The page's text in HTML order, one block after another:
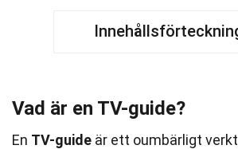
Vad är en TV-guide?
En TV-guide är ett oumbärligt